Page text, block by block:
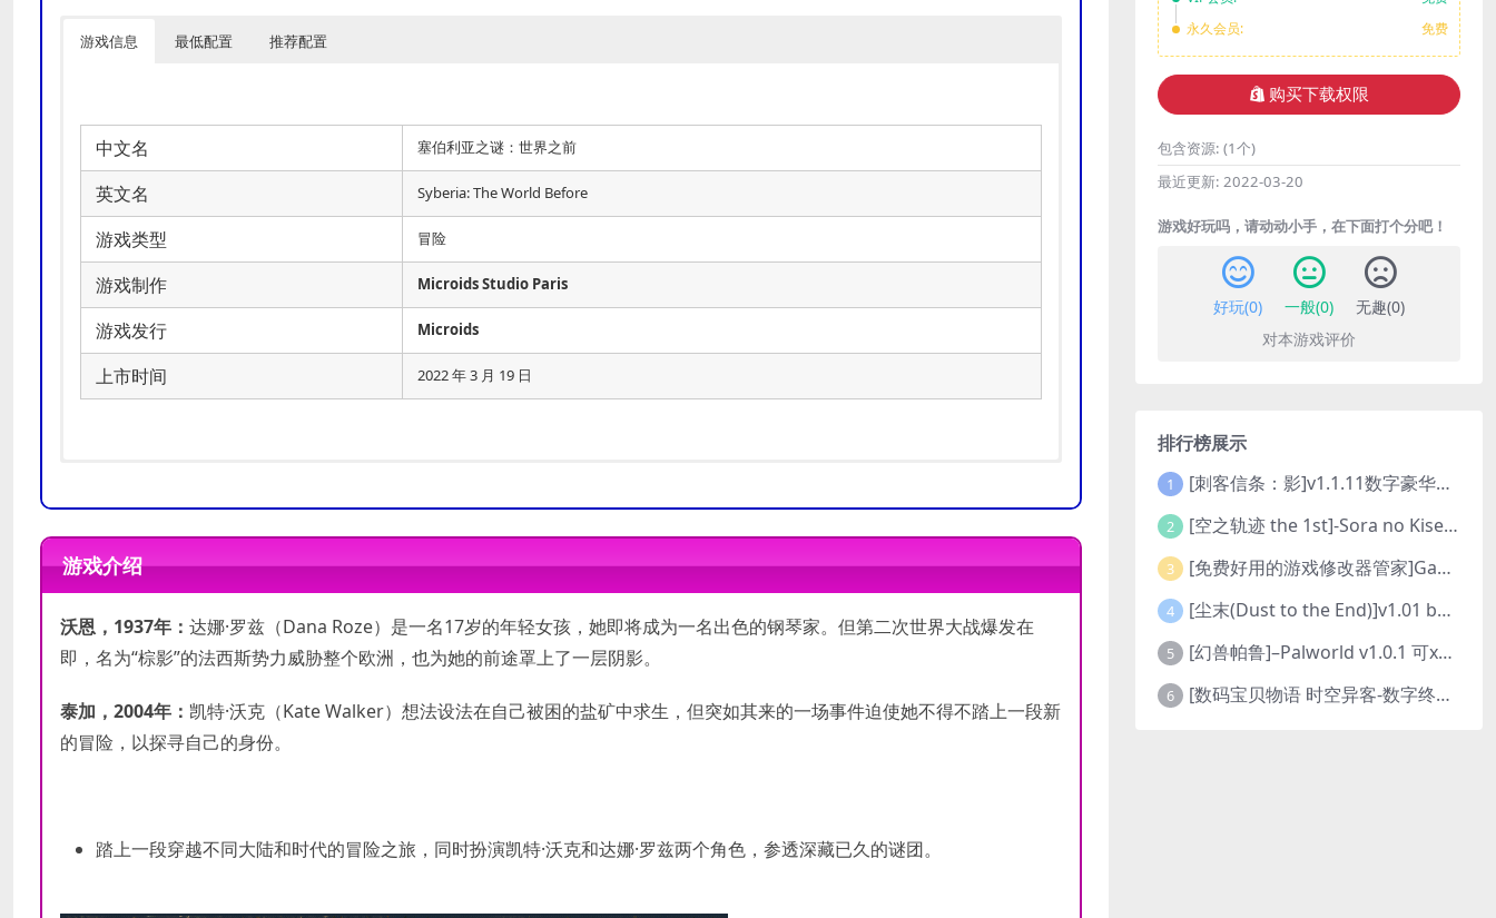
游戏信息 最低配置 推荐配置
中文名 塞伯利亚之谜：世界之前
英文名 Syberia: The World Before
游戏类型 冒险
游戏制作 Microids Studio Paris
游戏发行 Microids
上市时间 2022 年 3 月 19 日
显卡:Nvidia GTX 750 Ti or AMD Radeon HD 7850 / R7 260X
DirectX 版本:
11
显卡:Nvidia RTX 2070 or AMD Radeon RX 6600 XT
DirectX 版本:
12
附注事项:SSD recommanded
游戏介绍
沃恩，1937年： 达娜·罗兹（Dana Roze）是一名17岁的年轻女孩，她即将成为一名出色的钢琴家。但第二次世界大战爆发在
即，名为“棕影”的法西斯势力威胁整个欧洲，也为她的前途罩上了一层阴影。
泰加，2004年： 凯特·沃克（Kate Walker）想法设法在自己被困的盐矿中求生，但突如其来的一场事件迫使她不得不踏上一段新
的冒险，以探寻自己的身份。
踏上一段穿越不同大陆和时代的冒险之旅，同时扮演凯特·沃克和达娜·罗兹两个角色，参透深藏已久的谜团。
永久会员:
免费
购买下载权限
包含资源: (1个)
最近更新: 2022-03-20
游戏好玩吗，请动动小手，在下面打个分吧！
好玩(0) 一般(0) 无趣(0)
对本游戏评价
排行榜展示
1 [刺客信条：影]v1.1.11数字豪华版全DLC
2 [空之轨迹 the 1st]-Sora no Kiseki the 1st-更新至v1.06.4-全DLC
3 [免费好用的游戏修改器管家]Game Cheats Manager
4 [尘末(Dust to the End)]v1.01 build9321107
5 [幻兽帕鲁]–Palworld v1.0.1 可xbox联机
6 [数码宝贝物语 时空异客-数字终极版]- Digimon Story Time Stranger-Build.23514637